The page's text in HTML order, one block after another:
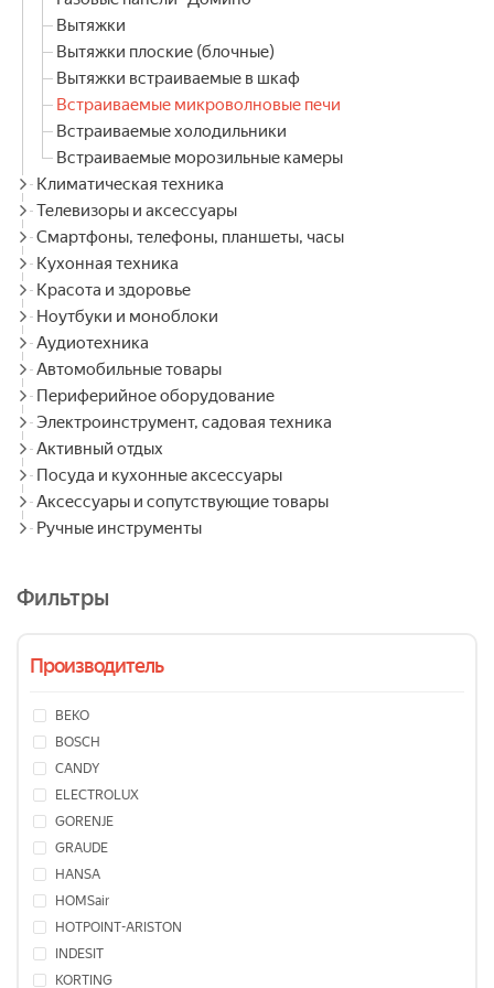
Вытяжки
Вытяжки плоские (блочные)
Вытяжки встраиваемые в шкаф
Встраиваемые микроволновые печи
Встраиваемые холодильники
Встраиваемые морозильные камеры
Климатическая техника
Телевизоры и аксессуары
Смартфоны, телефоны, планшеты, часы
Кухонная техника
Красота и здоровье
Ноутбуки и моноблоки
Аудиотехника
Автомобильные товары
Периферийное оборудование
Электроинструмент, садовая техника
Активный отдых
Посуда и кухонные аксессуары
Аксессуары и сопутствующие товары
Ручные инструменты
Фильтры
Производитель
BEKO
BOSCH
CANDY
ELECTROLUX
GORENJE
GRAUDE
HANSA
HOMSair
HOTPOINT-ARISTON
INDESIT
KORTING